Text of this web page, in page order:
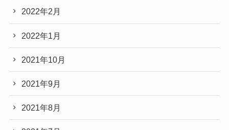
2022年2月
2022年1月
2021年10月
2021年9月
2021年8月